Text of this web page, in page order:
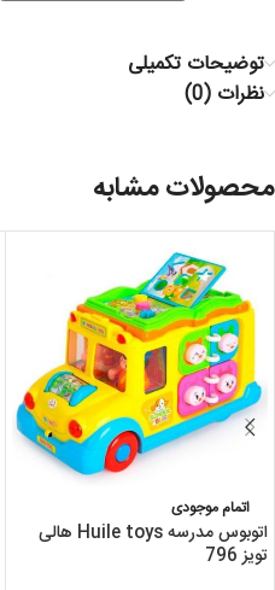
توضیحات تکمیلی
نظرات (0)
محصولات مشابه
اتمام موجودی
اتوبوس مدرسه Huile toys هالی
تویز 796